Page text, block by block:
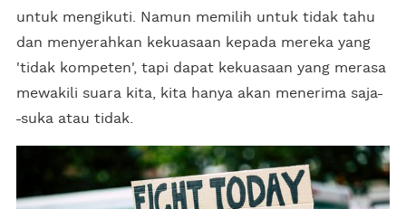
untuk mengikuti. Namun memilih untuk tidak tahu
dan menyerahkan kekuasaan kepada mereka yang
'tidak kompeten', tapi dapat kekuasaan yang merasa
mewakili suara kita, kita hanya akan menerima saja
suka atau tidak.